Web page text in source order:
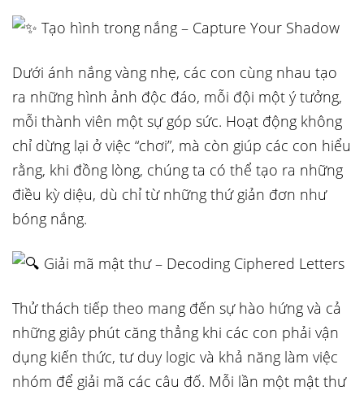
Tạo hình trong nắng – Capture Your Shadow
Dưới ánh nắng vàng nhẹ, các con cùng nhau tạo
ra những hình ảnh độc đáo, mỗi đội một ý tưởng,
mỗi thành viên một sự góp sức. Hoạt động không
chỉ dừng lại ở việc “chơi”, mà còn giúp các con hiểu
rằng, khi đồng lòng, chúng ta có thể tạo ra những
điều kỳ diệu, dù chỉ từ những thứ giản đơn như
bóng nắng.
Giải mã mật thư – Decoding Ciphered Letters
Thử thách tiếp theo mang đến sự hào hứng và cả
những giây phút căng thẳng khi các con phải vận
dụng kiến thức, tư duy logic và khả năng làm việc
nhóm để giải mã các câu đố. Mỗi lần một mật thư